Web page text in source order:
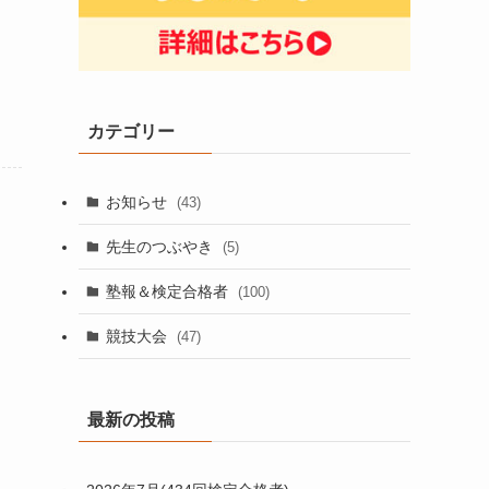
カテゴリー
お知らせ (43)
先生のつぶやき (5)
塾報＆検定合格者 (100)
競技大会 (47)
最新の投稿